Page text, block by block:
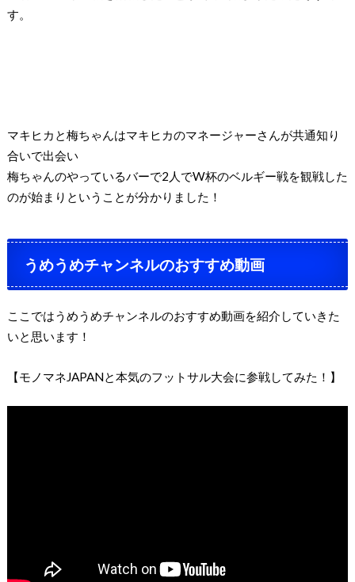
す。
マキヒカと梅ちゃんはマキヒカのマネージャーさんが共通知り
合いで出会い
梅ちゃんのやっているバーで2 人でW杯のベルギー戦を観戦した
のが始まりということが分かりました！
うめうめチャンネルのおすすめ動画
ここではうめうめチャンネルのおすすめ動画を紹介していきた
いと思います！
【モノマネ JAPANと本気のフットサル大会に参戦してみた！】